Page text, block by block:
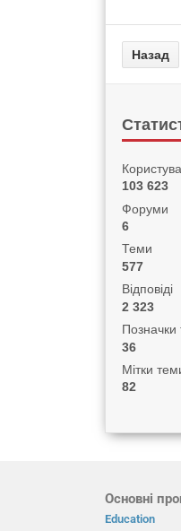
103 623
Форуми
6
Теми
577
Відповіді
2 323
Позначки
36
Мітки
82
Основні
Education